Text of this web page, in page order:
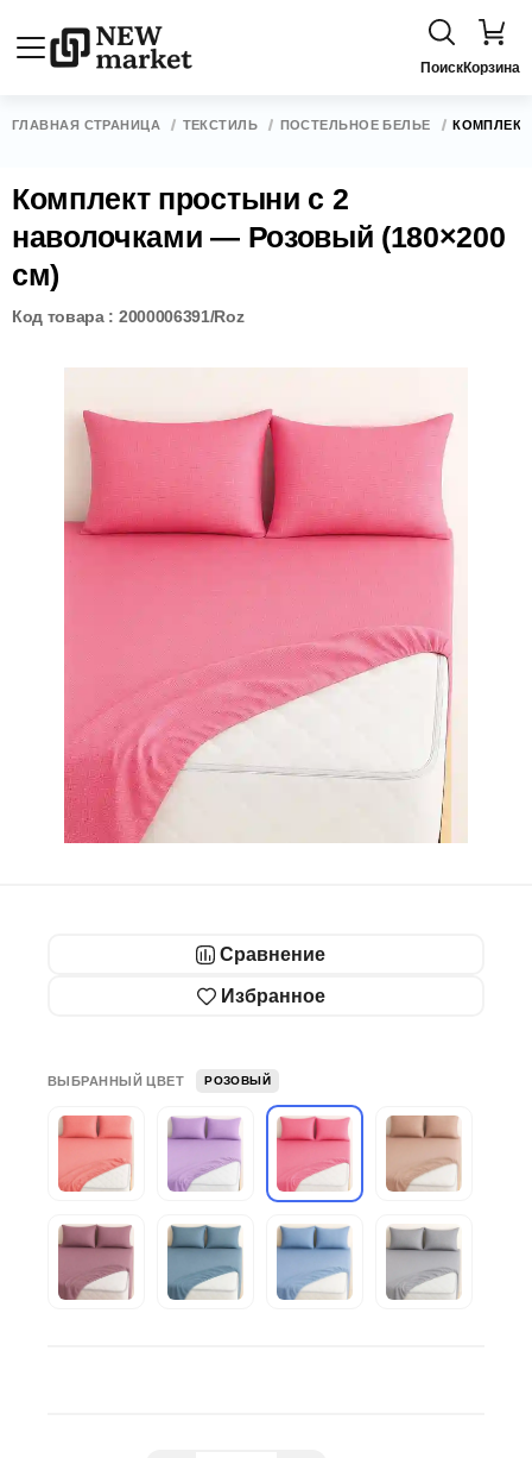
ПоискКорзина
ГЛАВНАЯ СТРАНИЦА ТЕКСТИЛЬ ПОСТЕЛЬНОЕ БЕЛЬЕ
Комплект простыни с 2
наволочками — Розовый (180×200
см)
Код товара : 2000006391/Roz
Сравнение
Избранное
ВЫБРАННЫЙ ЦВЕТ РОЗОВЫЙ